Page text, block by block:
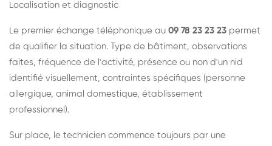
Localisation et diagnostic
Le premier échange téléphonique au 09 78 23 23 23 permet
de qualifier la situation. Type de bâtiment, observations
faites, fréquence de l'activité, présence ou non d'un nid
identifié visuellement, contraintes spécifiques (personne
allergique, animal domestique, établissement
professionnel).
Sur place, le technicien commence toujours par une